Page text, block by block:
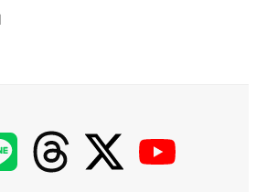
】
【LINE】 【threads】 【Twitter】